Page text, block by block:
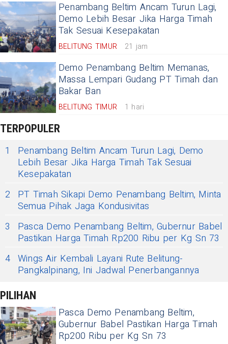
Penambang Beltim Ancam Turun Lagi,
Demo Lebih Besar Jika Harga Timah
Tak Sesuai Kesepakatan
BELITUNG TIMUR 21 jam
Demo Penambang Beltim Memanas,
Massa Lempari Gudang PT Timah dan
Bakar Ban
BELITUNG TIMUR 1 hari
TERPOPULER
1
Penambang Beltim Ancam Turun Lagi, Demo
Lebih Besar Jika Harga Timah Tak Sesuai
Kesepakatan
2
PT Timah Sikapi Demo Penambang Beltim, Minta
Semua Pihak Jaga Kondusivitas
3
Pasca Demo Penambang Beltim, Gubernur Babel
Pastikan Harga Timah Rp200 Ribu per Kg Sn 73
4 Wings Air Kembali Layani Rute Belitung-
Pangkalpinang, Ini Jadwal Penerbangannya
PILIHAN
Pasca Demo Penambang Beltim,
Gubernur Babel Pastikan Harga Timah
Rp200 Ribu per Kg Sn 73